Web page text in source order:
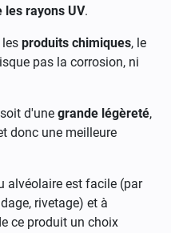
rayons UV.
produits chimiques, le
pas la corrosion, ni
d'une grande légèreté,
donc une meilleure
alvéolaire est facile (par
rivetage) et à
ce produit un choix